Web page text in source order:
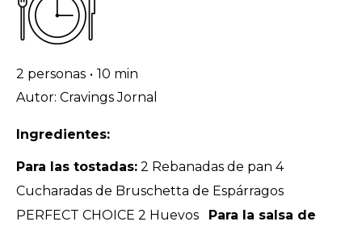
2 personas • 10 min
Autor: Cravings Jornal
Ingredientes:
Para las tostadas: 2 Rebanadas de pan 4
Cucharadas de Bruschetta de Espárragos
PERFECT CHOICE 2 Huevos Para la salsa de